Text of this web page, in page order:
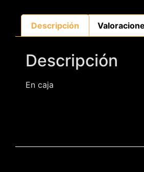
Descripción
Descripción
En caja